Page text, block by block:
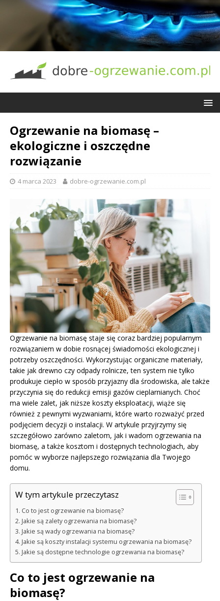
Ogrzewanie na biomasę –
ekologiczne i oszczędne
rozwiązanie
4 marca 2023 dobre-ogrzewanie.com.pl
Ogrzewanie na biomasę staje się coraz bardziej popularnym
rozwiązaniem w dobie rosnącej świadomości ekologicznej i
potrzeby oszczędności. Wykorzystując organiczne materiały,
takie jak drewno czy odpady rolnicze, ten system nie tylko
produkuje ciepło w sposób przyjazny dla środowiska, ale także
przyczynia się do redukcji emisji gazów cieplarnianych. Choć
ma wiele zalet, jak niższe koszty eksploatacji, wiąże się
również z pewnymi wyzwaniami, które warto rozważyć przed
podjęciem decyzji o instalacji. W artykule przyjrzymy się
szczegółowo zarówno zaletom, jak i wadom ogrzewania na
biomasę, a także kosztom i dostępnych technologiach, aby
pomóc w wyborze najlepszego rozwiązania dla Twojego
domu.
W tym artykule przeczytasz
Co to jest ogrzewanie na biomasę?
Jakie są zalety ogrzewania na biomasę?
Jakie są wady ogrzewania na biomasę?
Jakie są koszty instalacji systemu ogrzewania na biomasę?
Jakie są dostępne technologie ogrzewania na biomasę?
Co to jest ogrzewanie na
biomasę?